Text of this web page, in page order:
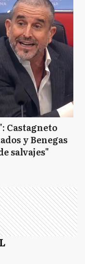
Castagneto
y Benegas
salvajes"